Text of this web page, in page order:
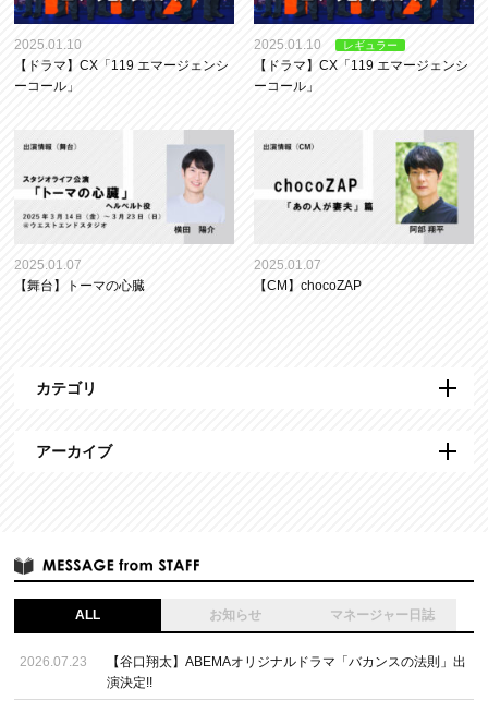
2025.01.10
【ドラマ】CX「119 エマージェンシ
ーコール」
2025.01.10 レギュラー
【ドラマ】CX「119 エマージェンシ
ーコール」
2025.01.07
【舞台】トーマの心臓
2025.01.07
【CM】chocoZAP
カテゴリ
アーカイブ
ALL お知らせ マネージャー日誌
2026.07.23
【谷口翔太】ABEMAオリジナルドラマ「バカンスの法則」出
演決定!!